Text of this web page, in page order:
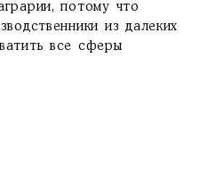
потому что
из далеких
все сферы